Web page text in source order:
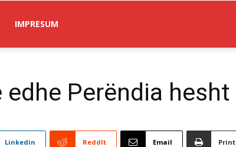
IMPRESUM
Perëndia hesht
Linkedin ReddIt Email Print